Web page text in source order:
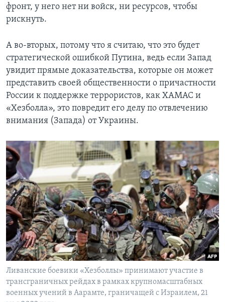
фронт, у него нет ни войск, ни ресурсов, чтобы
рискнуть.
А во-вторых, потому что я считаю, что это будет
стратегической ошибкой Путина, ведь если Запад
увидит прямые доказательства, которые он может
представить своей общественности о причастности
России к поддержке террористов, как ХАМАС и
«Хезболла», это повредит его делу по отвлечению
внимания (Запада) от Украины.
Ливанские боевики «Хезболлы» принимают участие в
трансграничных рейдах в рамках крупномасштабных
военных учений в Аарамте, граничащей с Израилем, 21